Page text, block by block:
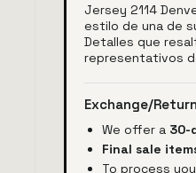
Jersey 2114
estilo de una de
Detalles que
representativos
Exchange/
We offer a 30-
Final sale
To process